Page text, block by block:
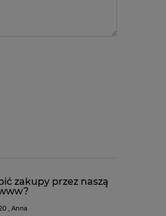
zakupy przez naszą
, Anna